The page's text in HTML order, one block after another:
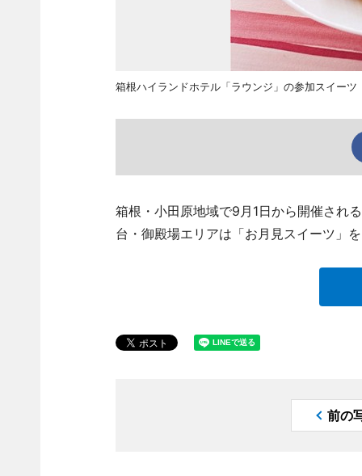
箱根ハイランドホテル「ラウンジ」の参加スイーツ
箱根・小田原地域で9月1日から開催され
台・御殿場エリアは「お月見スイーツ」
前の